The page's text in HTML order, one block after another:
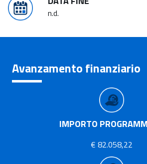
n.d.
Avanzamento finanziario
IMPORTO
€ 82.058,22